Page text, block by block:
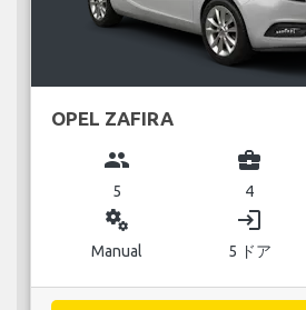
OPEL ZAFIRA
group
5
business_center
4
miscellaneous_services
Manual
login
5 ドア